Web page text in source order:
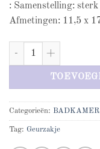
: Samenstelling:
Afmetingen: 11,5 x
Mathilde M Vanille Dore
Categorieën: BADKAMER
Tag: Geurzakje